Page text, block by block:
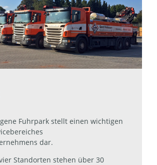
Fuhrpark stellt einen wichtigen
dar.
Standorten stehen über 30